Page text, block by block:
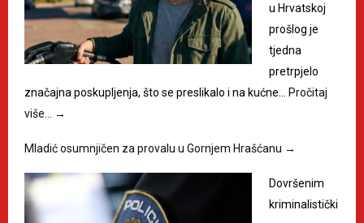
u Hrvatskoj
prošlog je
tjedna
pretrpjelo
značajna poskupljenja, što se preslikalo i na kućne…
Pročitaj
više…
→
Mladić osumnjičen za provalu u Gornjem Hrašćanu →
Dovršenim
kriminalistički